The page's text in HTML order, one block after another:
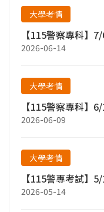
大學考情
【115警察專科】
2026-06-14
大學考情
【115警察專科】
2026-06-09
大學考情
【115警專考試】
2026-05-14